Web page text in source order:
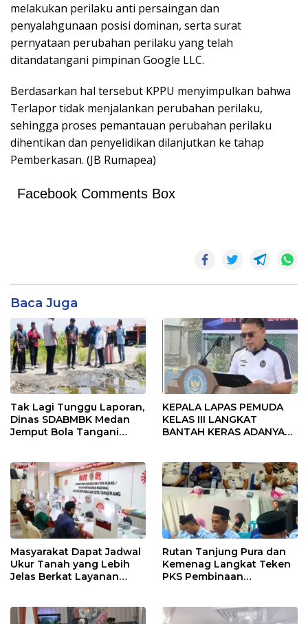
melakukan perilaku anti persaingan dan
penyalahgunaan posisi dominan, serta surat
pernyataan perubahan perilaku yang telah
ditandatangani pimpinan Google LLC.
Berdasarkan hal tersebut KPPU menyimpulkan bahwa
Terlapor tidak menjalankan perubahan perilaku,
sehingga proses pemantauan perubahan perilaku
dihentikan dan penyelidikan dilanjutkan ke tahap
Pemberkasan. (JB Rumapea)
Facebook Comments Box
Baca Juga
Tak Lagi Tunggu Laporan,
Dinas SDABMBK Medan
Jemput Bola Tangani
KEPALA LAPAS PEMUDA
KELAS III LANGKAT
BANTAH KERAS ADANYA
TENTANG SINDIKAT
PENIPU PENJUALAN EMAS
Masyarakat Dapat Jadwal
Ukur Tanah yang Lebih
Jelas Berkat Layanan
Rutan Tanjung Pura dan
Kemenag Langkat Teken
PKS Pembinaan